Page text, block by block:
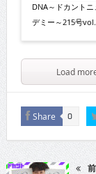
DNA～ドカント
デミー～215号
Load
Share 0